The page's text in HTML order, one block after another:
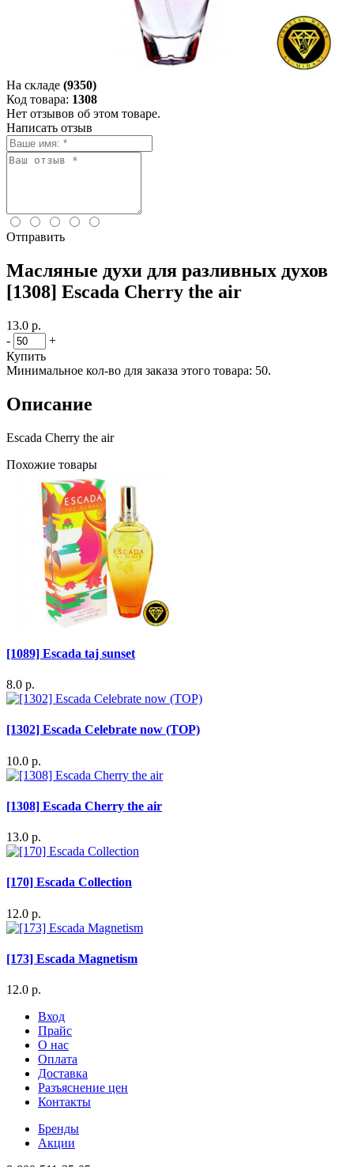
На складе (9350)
Код товара: 1308
Нет отзывов об этом товаре.
Написать отзыв
Отправить
Масляные духи для разливных духов
[1308] Escada Cherry the air
13.0 р.
-
+
Купить
Минимальное кол-во для заказа этого товара: 50.
Описание
Escada Cherry the air
Похожие товары
[1089] Escada taj sunset
8.0 р.
[1302] Escada Celebrate now (TOP)
10.0 р.
[1308] Escada Cherry the air
13.0 р.
[170] Escada Collection
12.0 р.
[173] Escada Magnetism
12.0 р.
Вход
Прайс
О нас
Оплата
Доставка
Разъяснение цен
Контакты
Бренды
Акции